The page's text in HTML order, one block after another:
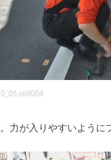
力が入りやすいように